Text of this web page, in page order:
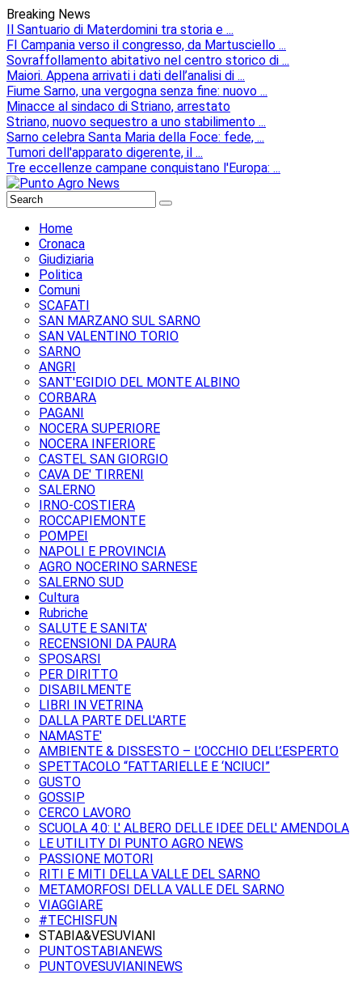
Breaking News
Il Santuario di Materdomini tra storia e ...
FI Campania verso il congresso, da Martusciello ...
Sovraffollamento abitativo nel centro storico di ...
Maiori. Appena arrivati i dati dell’analisi di ...
Fiume Sarno, una vergogna senza fine: nuovo ...
Minacce al sindaco di Striano, arrestato
Striano, nuovo sequestro a uno stabilimento ...
Sarno celebra Santa Maria della Foce: fede, ...
Tumori dell'apparato digerente, il ...
Tre eccellenze campane conquistano l'Europa: ...
Home
Cronaca
Giudiziaria
Politica
Comuni
SCAFATI
SAN MARZANO SUL SARNO
SAN VALENTINO TORIO
SARNO
ANGRI
SANT'EGIDIO DEL MONTE ALBINO
CORBARA
PAGANI
NOCERA SUPERIORE
NOCERA INFERIORE
CASTEL SAN GIORGIO
CAVA DE' TIRRENI
SALERNO
IRNO-COSTIERA
ROCCAPIEMONTE
POMPEI
NAPOLI E PROVINCIA
AGRO NOCERINO SARNESE
SALERNO SUD
Cultura
Rubriche
SALUTE E SANITA'
RECENSIONI DA PAURA
SPOSARSI
PER DIRITTO
DISABILMENTE
LIBRI IN VETRINA
DALLA PARTE DELL'ARTE
NAMASTE'
AMBIENTE & DISSESTO – L’OCCHIO DELL’ESPERTO
SPETTACOLO “FATTARIELLE E ‘NCIUCI”
GUSTO
GOSSIP
CERCO LAVORO
SCUOLA 4.0: L' ALBERO DELLE IDEE DELL' AMENDOLA
LE UTILITY DI PUNTO AGRO NEWS
PASSIONE MOTORI
RITI E MITI DELLA VALLE DEL SARNO
METAMORFOSI DELLA VALLE DEL SARNO
VIAGGIARE
#TECHISFUN
STABIA&VESUVIANI
PUNTOSTABIANEWS
PUNTOVESUVIANINEWS